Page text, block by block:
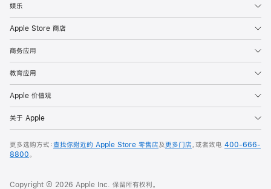
娱乐
Apple Store 商店
商务应用
教育应用
Apple 价值观
关于 Apple
更多选购方式：查找你附近的 Apple Store 零售店及更多门店，或者致电 400-666-
8800。
Copyright © 2026 Apple Inc. 保留所有权利。